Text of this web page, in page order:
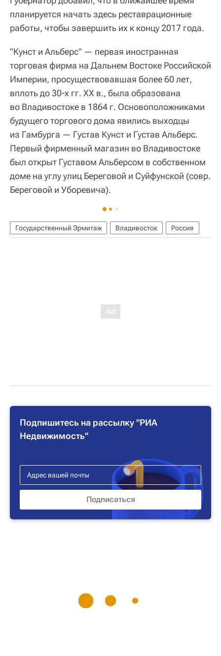
планируется начать здесь реставрационные
работы, чтобы завершить их к концу 2017 года.
"Кунст и Альберс" — первая иностранная
торговая фирма на Дальнем Востоке Российской
Империи, просуществовавшая более 60 лет,
вплоть до 30-х гг. ХХ в., была образована
во Владивостоке в 1864 г. Основоположниками
будущего торгового дома явились выходцы
из Гамбурга — Густав Кунст и Густав Альберс.
Первый фирменный магазин во Владивостоке
был открыт Густавом Альберсом в собственном
доме на углу улиц Береговой и Суйфунской (совр.
Береговой и Уборевича).
Государственный Эрмитаж Владивосток Россия
Подпишитесь на рассылку "РИА
Недвижимость"